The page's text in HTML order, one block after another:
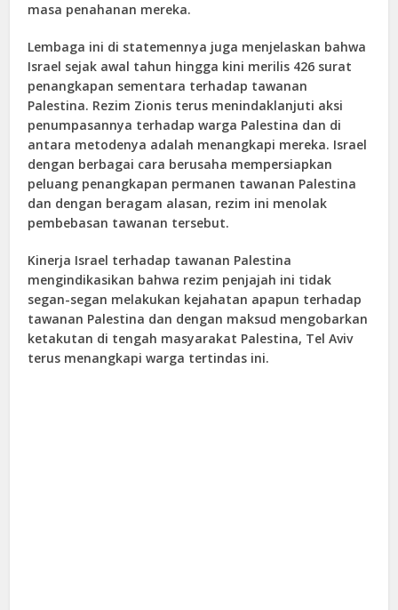
masa penahanan mereka.
Lembaga ini di statemennya juga menjelaskan bahwa
Israel sejak awal tahun hingga kini merilis 426 surat
penangkapan sementara terhadap tawanan
Palestina. Rezim Zionis terus menindaklanjuti aksi
penumpasannya terhadap warga Palestina dan di
antara metodenya adalah menangkapi mereka. Israel
dengan berbagai cara berusaha mempersiapkan
peluang penangkapan permanen tawanan Palestina
dan dengan beragam alasan, rezim ini menolak
pembebasan tawanan tersebut.
Kinerja Israel terhadap tawanan Palestina
mengindikasikan bahwa rezim penjajah ini tidak
segan-segan melakukan kejahatan apapun terhadap
tawanan Palestina dan dengan maksud mengobarkan
ketakutan di tengah masyarakat Palestina, Tel Aviv
terus menangkapi warga tertindas ini.